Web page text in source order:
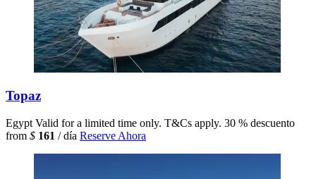
Topaz
Egypt Valid for a limited time only. T&Cs apply. 30 % descuento
from $ 161 / día Reserve Ahora